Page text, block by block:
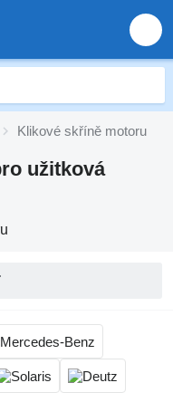
Klikové skříně motoru
užitková